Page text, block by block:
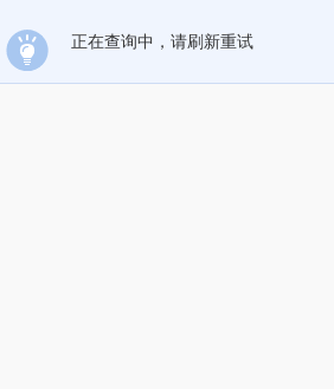
正在查询中，请刷新重试